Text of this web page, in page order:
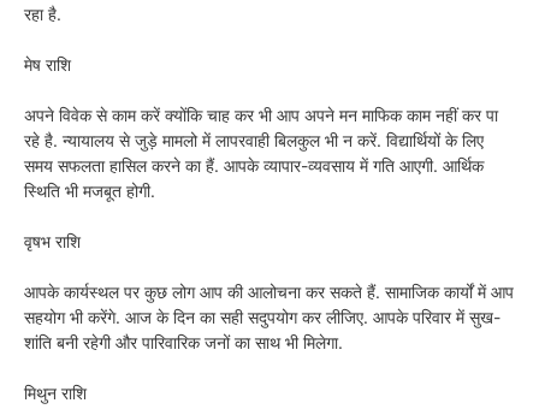
रहा है.
मेष राशि
अपने विवेक से काम करें क्योंकि चाह कर भी आप अपने मन माफिक काम नहीं कर पा
रहे है. न्यायालय से जुड़े मामलो में लापरवाही बिलकुल भी न करें. विद्यार्थियों के लिए
समय सफलता हासिल करने का हैं. आपके व्यापार-व्यवसाय में गति आएगी. आर्थिक
स्थिति भी मजबूत होगी.
वृषभ राशि
आपके कार्यस्थल पर कुछ लोग आप की आलोचना कर सकते हैं. सामाजिक कार्यों में आप
सहयोग भी करेंगे. आज के दिन का सही सदुपयोग कर लीजिए. आपके परिवार में सुख-
शांति बनी रहेगी और पारिवारिक जनों का साथ भी मिलेगा.
मिथुन राशि